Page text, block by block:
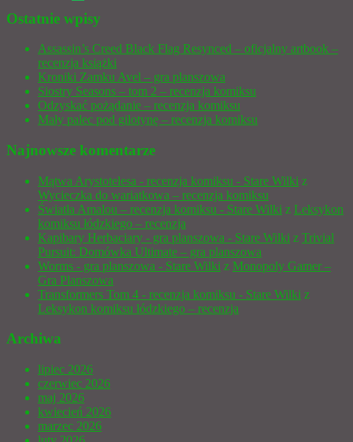
Ostatnie wpisy
Assassin’s Creed Black Flag Resynced – oficjalny artbook –
recenzja książki
Kroniki Zamku Avel – gra planszowa
Siostry Seasons – tom 2 – recenzja komiksu
Odzyskać pożądanie – recenzja komiksu
Mały palec pod gilotynę – recenzja komiksu
Najnowsze komentarze
Mątwa Arystotelesa - recenzja komiksu - Stare Wilki z
Wycieczka do wariatkowa – recenzja komiksu
Światła Amalou – recenzja komiksu - Stare Wilki z Leksykon
komiksu łódzkiego – recenzja
Kapibary Herbaciary - gra planszowa - Stare Wilki z Trivial
Pursuit: Domówka Ultimate – gra planszowa
Worms - gra planszowa - Stare Wilki z Monopoly Gamer –
Gra Planszowa
Transformers Tom 4 - recenzja komiksu - Stare Wilki z
Leksykon komiksu łódzkiego – recenzja
Archiwa
lipiec 2026
czerwiec 2026
maj 2026
kwiecień 2026
marzec 2026